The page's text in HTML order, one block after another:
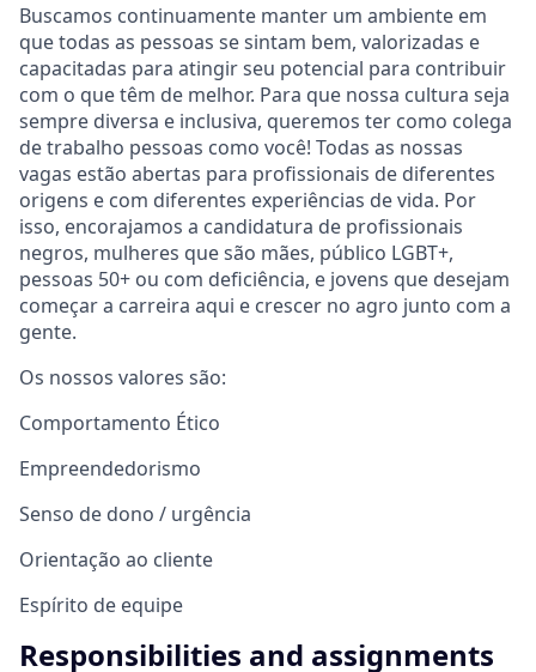
Buscamos continuamente manter um ambiente em
que todas as pessoas se sintam bem, valorizadas e
capacitadas para atingir seu potencial para contribuir
com o que têm de melhor. Para que nossa cultura seja
sempre diversa e inclusiva, queremos ter como colega
de trabalho pessoas como você! Todas as nossas
vagas estão abertas para profissionais de diferentes
origens e com diferentes experiências de vida. Por
isso, encorajamos a candidatura de profissionais
negros, mulheres que são mães, público LGBT+,
pessoas 50+ ou com deficiência, e jovens que desejam
começar a carreira aqui e crescer no agro junto com a
gente.
Os nossos valores são:
Comportamento Ético
Empreendedorismo
Senso de dono / urgência
Orientação ao cliente
Espírito de equipe
Responsibilities and assignments